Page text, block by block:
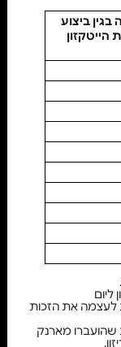
ביצוע
ליום
הוריזון שומרת לעצמה את הזכות
מארנק